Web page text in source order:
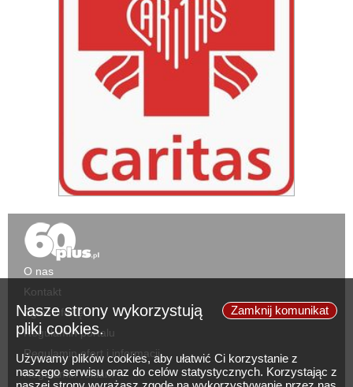
Zamknij komunikat
Nasze strony wykorzystują
pliki cookies.
Używamy plików cookies, aby ułatwić Ci korzystanie z
naszego serwisu oraz do celów statystycznych. Korzystając z
O nas
Kontakt
Zgłoś ofertę
Regulamin portalu
Regulamin ofert i informacji
Regulamin reklam